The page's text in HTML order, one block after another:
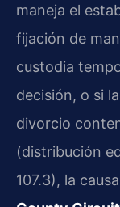
maneja el
fijación de
custodia
decisión, o si
divorcio
(distribución
107.3), la